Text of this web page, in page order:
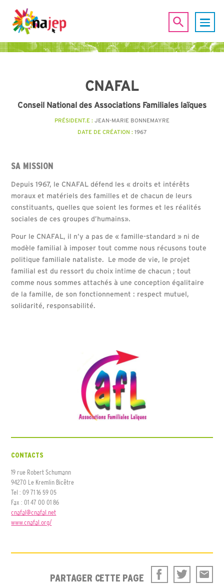
CNAFAL
Conseil National des Associations Familiales laïques
PRÉSIDENT.E : JEAN-MARIE BONNEMAYRE
DATE DE CRÉATION :1967
SA MISSION
Depuis 1967, le CNAFAL défend les « droits et intérêts
moraux et matériels des familles et de chacun de leurs
constituants, quelles que soient les formes et les réalités
sociales de ces groupes d’humains».
Pour le CNAFAL, il n’y a pas de « famille-standard » ni de
modèle familial à imposer tout comme nous récusons toute
politique familiale nataliste. Le mode de vie, le projet
familial est du ressort du choix intime de chacun ; tout
comme nous sommes attachés à une conception égalitaire
de la famille, de son fonctionnement : respect mutuel,
solidarité, responsabilité.
CONTACTS
19 rue Robert Schumann
94270 Le Kremlin Bicêtre
Tel : 09 71 16 59 05
Fax : 01 47 00 01 86
cnafal@cnafal.net
www.cnafal.org/
PARTAGER CETTE PAGE